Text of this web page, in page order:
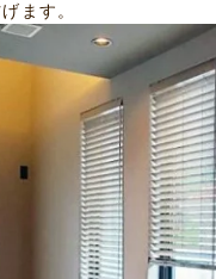
ます。